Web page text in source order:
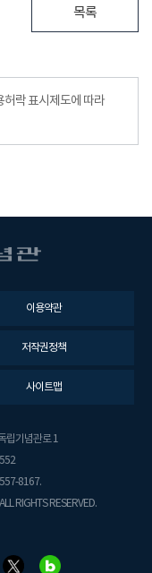
목록
락 표시제도에 따라
이용약관
저작권정책
사이트맵
립기념관로 1
8167.
RIGHTS RESERVED.